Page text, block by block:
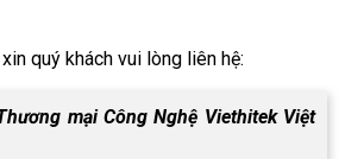
quý khách vui lòng liên hệ:
mại Công Nghệ Viethitek Việt